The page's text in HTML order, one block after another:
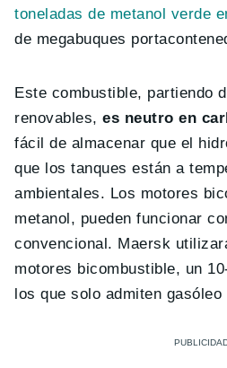
toneladas de metanol verde
de megabuques
Este combustible, partiendo
renovables,es neutro en
fácil de almacenar que el
que los tanques están a
ambientales. Los motores
metanol, pueden funcionar
convencional. Maersk
motores bicombustible, un
los que solo admiten gasóleo